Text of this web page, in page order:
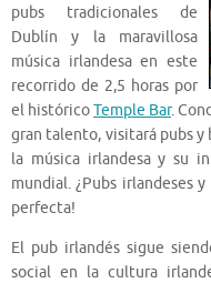
pubs tradicionales de
Dublín y la maravillosa
música irlandesa en este
recorrido de 2,5 horas por
el históricoTemple Bar.
gran talento, visitará pubs y
la música irlandesa y su
mundial. ¿Pubs irlandeses
perfecta!
El pub irlandés sigue
social en la cultura